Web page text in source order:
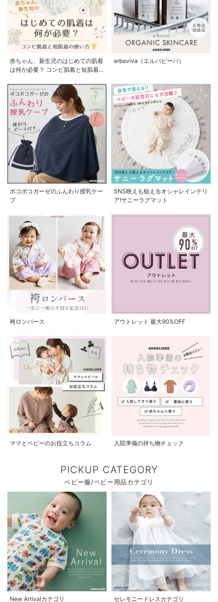
赤ちゃん、新生児のはじめての肌着
は何が必要？ コンビ肌着と短肌着
erbaviva（エルバビーバ）
ポコポコガーゼのふんわり授乳ケー
プ
SNS映えも狙えるオシャレインテリ
ア!サニーラグマット
袴ロンパース アウトレット 最大90%OFF
ママとベビーのお役立ちコラム 入院準備の持ち物チェック
PICKUP CATEGORY
ベビー服/ベビー用品カテゴリ
New Arrivalカテゴリ セレモニードレスカテゴリ